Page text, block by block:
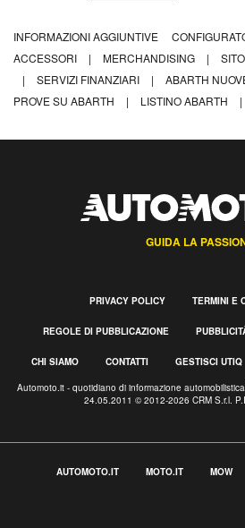
INFORMAZIONI AGGIUNTIVE
ACCESSORI
| MERCHANDISING |
|
SERVIZI FINANZIARI | ABARTH
PROVE SU ABARTH
| LISTINO ABARTH |
GUIDA LA
PRIVACY POLICY TERMINI E
REGOLE DI PUBBLICAZIONE
CHI SIAMO CONTATTI GESTISCI UTIQ
Automoto.it - quotidiano di informazione
24.05.2011 © 2012-2026 CRM S.r.l.
AUTOMOTO.IT MOTO.IT MOW